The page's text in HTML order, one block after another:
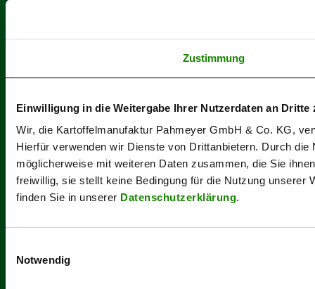
Zustimmung
Einwilligung in die Weitergabe Ihrer Nutzerdaten an
Wir, die Kartoffelmanufaktur Pahmeyer GmbH & Co. KG,
Hierfür verwenden wir Dienste von Drittanbietern. Durch
möglicherweise mit weiteren Daten zusammen, die Sie
freiwillig, sie stellt keine Bedingung für die Nutzung
finden Sie in unserer Datenschutzerklärung.
Notwendig